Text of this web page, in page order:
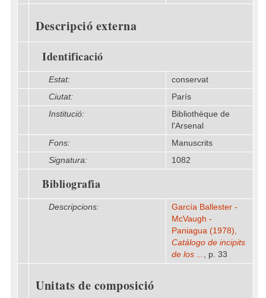
Descripció externa
Identificació
Estat:
conservat
Ciutat:
París
Institució:
Bibliothèque de
l'Arsenal
Fons:
Manuscrits
Signatura:
1082
Bibliografia
Descripcions:
García Ballester -
McVaugh -
Paniagua (1978),
Catálogo de incipits
de los ... , p. 33
Unitats de composició